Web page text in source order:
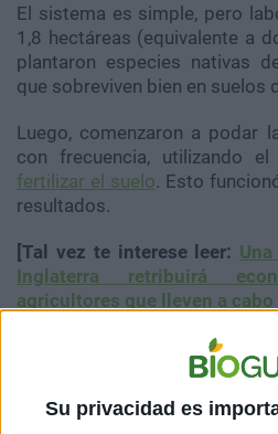
Su privacidad es
El sistema es simple, pero
1,8 hectáreas (equivalente a
plantaron especies nativas
que sobreviven bien en suelos
Luego, comenzaron a podar
con frecuencia, utilizando
fertilizar el suelo. Esto
resultados.
[Tal vez te interese leer:
Inglaterra retribuirá
agricultores que lleven a